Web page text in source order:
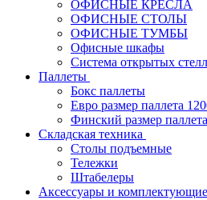
ОФИСНЫЕ КРЕСЛА
ОФИСНЫЕ СТОЛЫ
ОФИСНЫЕ ТУМБЫ
Офисные шкафы
Система открытых
Паллеты
Бокс паллеты
Евро размер паллета
Финский размер
Складская техника
Столы подъемные
Тележки
Штабелеры
Аксессуары и комплектующие